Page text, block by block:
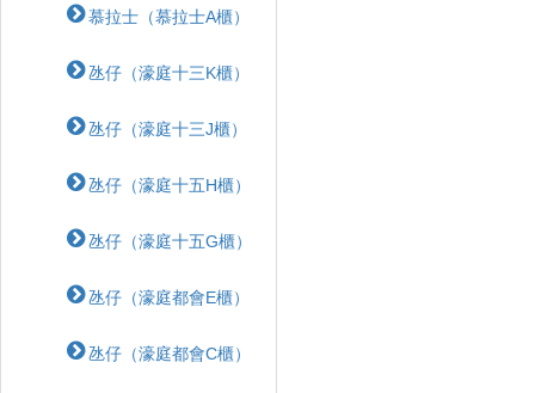
慕拉士（慕拉士A櫃）
氹仔（濠庭十三K櫃）
氹仔（濠庭十三J櫃）
氹仔（濠庭十五H櫃）
氹仔（濠庭十五G櫃）
氹仔（濠庭都會E櫃）
氹仔（濠庭都會C櫃）